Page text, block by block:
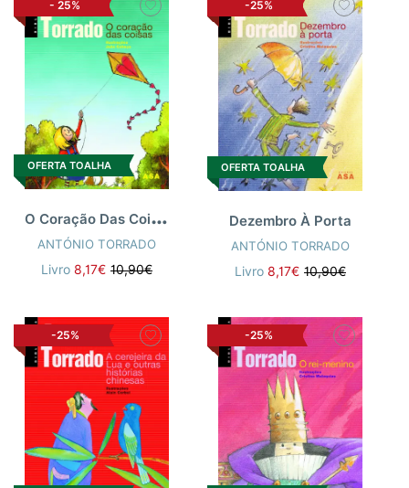
- 25%
OFERTA TOALHA
O
Coração Das Coisas
ANTÓNIO TORRADO
Livro 8,17€ 10,90€
-25%
OFERTA TOALHA
Dezembro À Porta
ANTÓNIO TORRADO
Livro 8,17€ 10,90€
-25% -25%